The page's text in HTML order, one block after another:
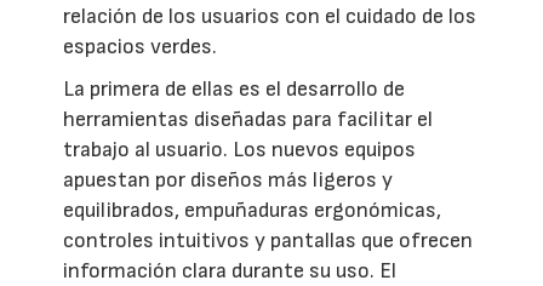
relación de los usuarios con el cuidado de los
espacios verdes.
La primera de ellas es el desarrollo de
herramientas diseñadas para facilitar el
trabajo al usuario. Los nuevos equipos
apuestan por diseños más ligeros y
equilibrados, empuñaduras ergonómicas,
controles intuitivos y pantallas que ofrecen
información clara durante su uso. El